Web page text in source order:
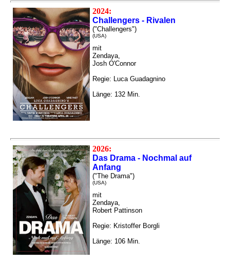
2024:
Challengers - Rivalen
("Challengers")
(USA)
mit
Zendaya,
Josh O'Connor
Regie: Luca Guadagnino
Länge: 132 Min.
2026:
Das Drama - Nochmal auf
Anfang
("The Drama")
(USA)
mit
Zendaya,
Robert Pattinson
Regie: Kristoffer Borgli
Länge: 106 Min.